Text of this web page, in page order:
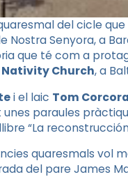
del cicle
Senyora, a
que té com a
Nativity Church, a
i el laic Tom
paraules
“La
quaresmals vol
del pare James